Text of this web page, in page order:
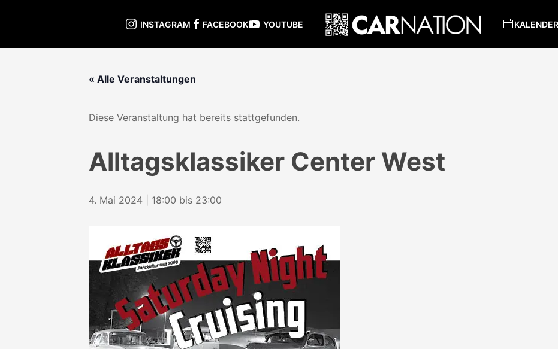
INSTAGRAM FACEBOOK YOUTUBE KALENDER
« Alle Veranstaltungen
Diese Veranstaltung hat bereits stattgefunden.
Alltagsklassiker Center West
4. Mai 2024 | 18:00 bis 23:00